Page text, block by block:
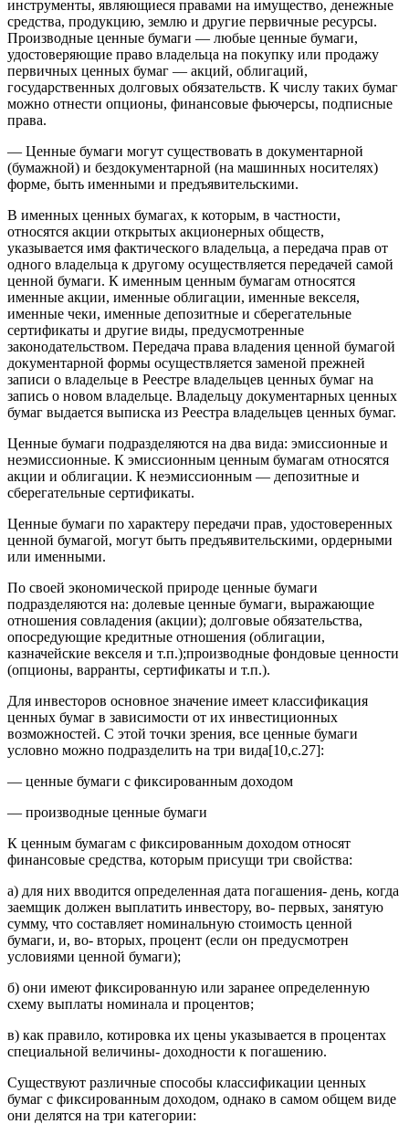
инструменты, являющиеся правами на имущество, денежные
средства, продукцию, землю и другие первичные ресурсы.
Производные ценные бумаги — любые ценные бумаги,
удостоверяющие право владельца на покупку или продажу
первичных ценных бумаг — акций, облигаций,
государственных долговых обязательств. К числу таких бумаг
можно отнести опционы, финансовые фьючерсы, подписные
права.
— Ценные бумаги могут существовать в документарной
(бумажной) и бездокументарной (на машинных носителях)
форме, быть именными и предъявительскими.
В именных ценных бумагах, к которым, в частности,
относятся акции открытых акционерных обществ,
указывается имя фактического владельца, а передача прав от
одного владельца к другому осуществляется передачей самой
ценной бумаги. К именным ценным бумагам относятся
именные акции, именные облигации, именные векселя,
именные чеки, именные депозитные и сберегательные
сертификаты и другие виды, предусмотренные
законодательством. Передача права владения ценной бумагой
документарной формы осуществляется заменой прежней
записи о владельце в Реестре владельцев ценных бумаг на
запись о новом владельце. Владельцу документарных ценных
бумаг выдается выписка из Реестра владельцев ценных бумаг.
Ценные бумаги подразделяются на два вида: эмиссионные и
неэмиссионные. К эмиссионным ценным бумагам относятся
акции и облигации. К неэмиссионным — депозитные и
сберегательные сертификаты.
Ценные бумаги по характеру передачи прав, удостоверенных
ценной бумагой, могут быть предъявительскими, ордерными
или именными.
По своей экономической природе ценные бумаги
подразделяются на: долевые ценные бумаги, выражающие
отношения совладения (акции); долговые обязательства,
опосредующие кредитные отношения (облигации,
казначейские векселя и т.п.);производные фондовые ценности
(опционы, варранты, сертификаты и т.п.).
Для инвесторов основное значение имеет классификация
ценных бумаг в зависимости от их инвестиционных
возможностей. С этой точки зрения, все ценные бумаги
условно можно подразделить на три вида[10,с.27]:
— ценные бумаги с фиксированным доходом
— производные ценные бумаги
К ценным бумагам с фиксированным доходом относят
финансовые средства, которым присущи три свойства:
а) для них вводится определенная дата погашения- день, когда
заемщик должен выплатить инвестору, во- первых, занятую
сумму, что составляет номинальную стоимость ценной
бумаги, и, во- вторых, процент (если он предусмотрен
условиями ценной бумаги);
б) они имеют фиксированную или заранее определенную
схему выплаты номинала и процентов;
в) как правило, котировка их цены указывается в процентах
специальной величины- доходности к погашению.
Существуют различные способы классификации ценных
бумаг с фиксированным доходом, однако в самом общем виде
они делятся на три категории: